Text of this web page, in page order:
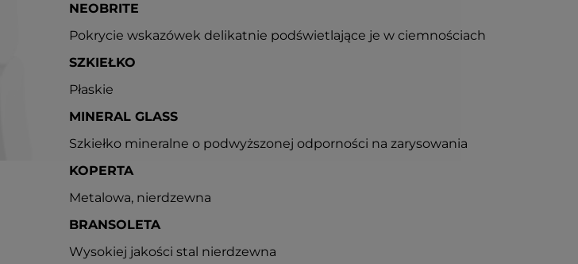
NEOBRITE
Pokrycie wskazówek delikatnie podświetlające je w ciemnościach
SZKIEŁKO
Płaskie
MINERAL GLASS
Szkiełko mineralne o podwyższonej odporności na zarysowania
KOPERTA
Metalowa, nierdzewna
BRANSOLETA
Wysokiej jakości stal nierdzewna